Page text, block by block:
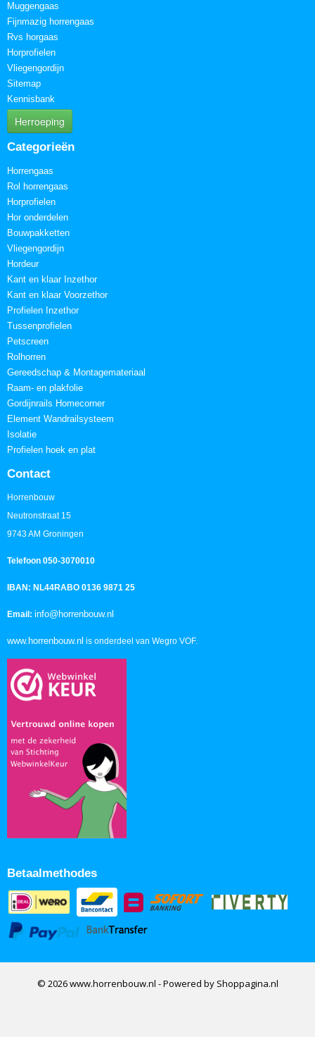
Muggengaas
Fijnmazig horrengaas
Rvs horgaas
Horprofielen
Vliegengordijn
Sitemap
Kennisbank
Herroeping
Categorieën
Horrengaas
Rol horrengaas
Horprofielen
Hor onderdelen
Bouwpakketten
Vliegengordijn
Hordeur
Kant en klaar Inzethor
Kant en klaar Voorzethor
Profielen Inzethor
Tussenprofielen
Petscreen
Rolhorren
Gereedschap & Montagemateriaal
Raam- en plakfolie
Gordijnrails Homecorner
Element Wandrailsysteem
Isolatie
Profielen hoek en plat
Contact
Horrenbouw
Neutronstraat 15
9743 AM Groningen
Telefoon 050-3070010
IBAN: NL44RABO 0136 9871 25
Email: info@horrenbouw.nl
www.horrenbouw.nl is onderdeel van Wegro VOF.
Betaalmethodes
© 2026 www.horrenbouw.nl - Powered by Shoppagina.nl